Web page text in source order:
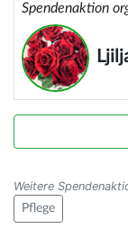
Spendenaktion
Weitere
Pflege